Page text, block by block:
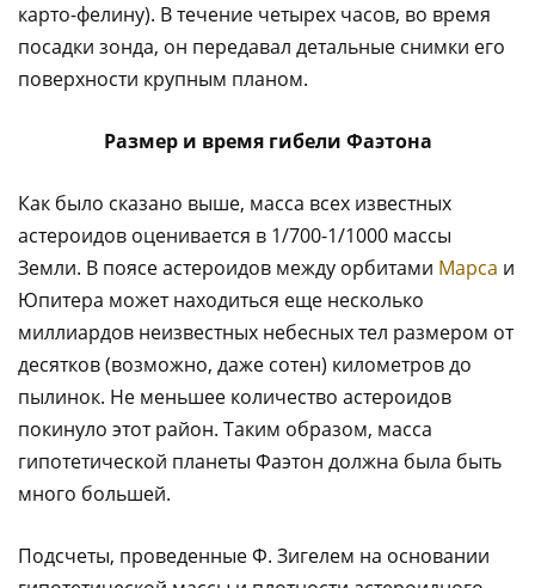
карто-фелину). В течение четырех часов, во время
посадки зонда, он передавал детальные снимки его
поверхности крупным планом.
Размер и время гибели Фаэтона
Как было сказано выше, масса всех известных
астероидов оценивается в 1/700-1/1000 массы
Земли. В поясе астероидов между орбитами Марса и
Юпитера может находиться еще несколько
миллиардов неизвестных небесных тел размером от
десятков (возможно, даже сотен) километров до
пылинок. Не меньшее количество астероидов
покинуло этот район. Таким образом, масса
гипотетической планеты Фаэтон должна была быть
много большей.
Подсчеты, проведенные Ф. Зигелем на основании